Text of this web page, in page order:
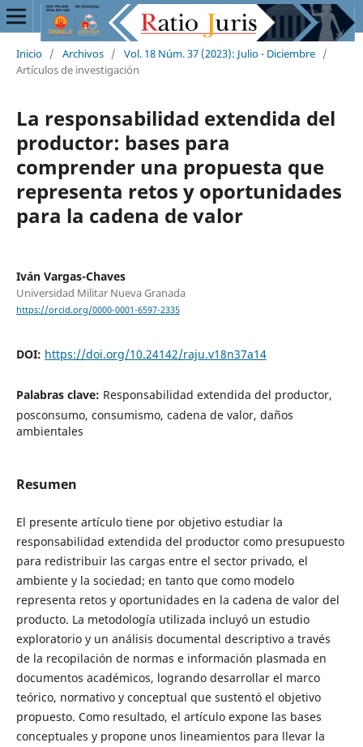
Inicio / Archivos / Vol. 18 Núm. 37 (2023): Julio - Diciembre /
Artículos de investigación
La responsabilidad extendida del
productor: bases para
comprender una propuesta que
representa retos y oportunidades
para la cadena de valor
Iván Vargas-Chaves
Universidad Militar Nueva Granada
https://orcid.org/0000-0001-6597-2335
DOI: https://doi.org/10.24142/raju.v18n37a14
Palabras clave: Responsabilidad extendida del productor,
posconsumo, consumismo, cadena de valor, daños
ambientales
Resumen
El presente artículo tiene por objetivo estudiar la
responsabilidad extendida del productor como presupuesto
para redistribuir las cargas entre el sector privado, el
ambiente y la sociedad; en tanto que como modelo
representa retos y oportunidades en la cadena de valor del
producto. La metodología utilizada incluyó un estudio
exploratorio y un análisis documental descriptivo a través
de la recopilación de normas e información plasmada en
documentos académicos, logrando desarrollar el marco
teórico, normativo y conceptual que sustentó el objetivo
propuesto. Como resultado, el artículo expone las bases
conceptuales y propone unos lineamientos para llevar la